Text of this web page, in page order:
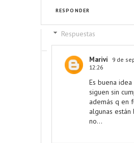
RESPONDER
Respuestas
Mariví 9 de
12:26
Es buena
siguen sin
además q en
algunas están
no...